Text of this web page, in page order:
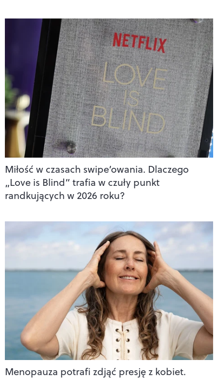
Miłość w czasach swipe’owania. Dlaczego
„Love is Blind” trafia w czuły punkt
randkujących w 2026 roku?
Menopauza potrafi zdjąć presję z kobiet.